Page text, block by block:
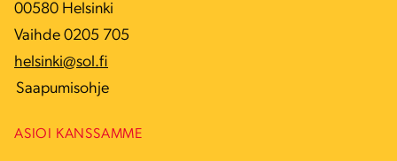
00580 Helsinki
Vaihde 0205 705
helsinki@sol.fi
Saapumisohje
ASIOI KANSSAMME